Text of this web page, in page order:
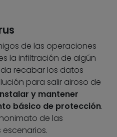
de las operaciones
la infiltración de algún
recabar los datos
para salir airoso de
y mantener
básico de protección.
de las